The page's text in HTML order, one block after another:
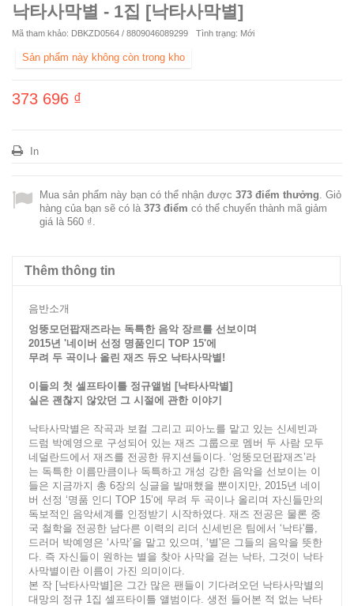
낙타사막별 - 1집 [낙타사막별]
Mã tham khảo: DBKZD0564 / 8809046089299 Tình trạng: Mới
Sản phẩm này không còn trong kho
373 696 ₫
In
Mua sản phẩm này bạn có thể nhận được 373 điểm thưởng . Giỏ
hàng của bạn sẽ có là 373 điểm có thể chuyển thành mã giảm
giá là 560 ₫
Thêm thông tin
음반소개
엉뚱모던팝재즈라는 독특한 음악 장르를 선보이며
2015년 '네이버 선정 명품인디 TOP 15'에
무려 두 곡이나 올린 재즈 듀오 낙타사막별!
이들의 첫 셀프타이틀 정규앨범 [낙타사막별]
실은 괜찮지 않았던 그 시절에 관한 이야기
낙타사막별은 작곡과 보컬 그리고 피아노를 맡고 있는 신세빈과
드럼 박예영으로 구성되어 있는 재즈 그룹으로 멤버 두 사람 모두
네덜란드에서 재즈를 전공한 뮤지션들이다. ‘엉뚱모던팝재즈’라
는 독특한 이름만큼이나 독특하고 개성 강한 음악을 선보이는 이
들은 지금까지 총 6장의 싱글을 발매했을 뿐이지만, 2015년 네이
버 선정 ‘명품 인디 TOP 15’에 무려 두 곡이나 올리며 자신들만의
독보적인 음악세계를 인정받기 시작하였다. 재즈 전공은 물론 중
국 철학을 전공한 남다른 이력의 리더 신세빈은 팀에서 ‘낙타'를,
드러머 박예영은 ‘사막’을 맡고 있으며, ‘별'은 그들의 음악을 뜻한
다. 즉 자신들이 원하는 별을 찾아 사막을 걷는 낙타, 그것이 낙타
사막별이란 이름이 가진 의미이다.
본 작 [낙타사막별]은 그간 많은 팬들이 기다려오던 낙타사막별의
대망의 정규 1집 셀프타이틀 앨범이다. 생전 들어본 적 없는 낙타